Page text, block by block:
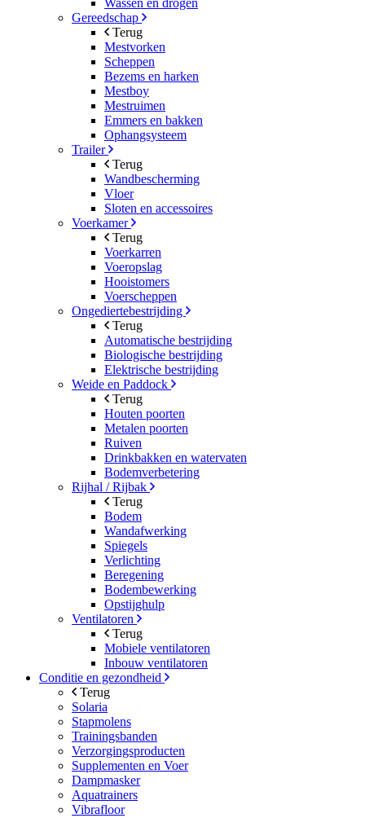
Wassen en drogen
Gereedschap
Terug
Mestvorken
Scheppen
Bezems en harken
Mestboy
Mestruimen
Emmers en bakken
Ophangsysteem
Trailer
Terug
Wandbescherming
Vloer
Sloten en accessoires
Voerkamer
Terug
Voerkarren
Voeropslag
Hooistomers
Voerscheppen
Ongediertebestrijding
Terug
Automatische bestrijding
Biologische bestrijding
Elektrische bestrijding
Weide en Paddock
Terug
Houten poorten
Metalen poorten
Ruiven
Drinkbakken en watervaten
Bodemverbetering
Rijhal / Rijbak
Terug
Bodem
Wandafwerking
Spiegels
Verlichting
Beregening
Bodembewerking
Opstijghulp
Ventilatoren
Terug
Mobiele ventilatoren
Inbouw ventilatoren
Conditie en gezondheid
Terug
Solaria
Stapmolens
Trainingsbanden
Verzorgingsproducten
Supplementen en Voer
Dampmasker
Aquatrainers
Vibrafloor